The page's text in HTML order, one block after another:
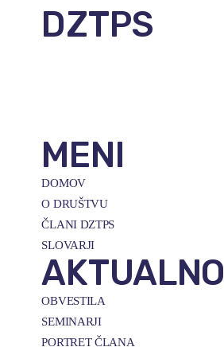
DZTPS
MENI
DOMOV
O DRUŠTVU
ČLANI DZTPS
SLOVARJI
AKTUALNO
OBVESTILA
SEMINARJI
PORTRET ČLANA